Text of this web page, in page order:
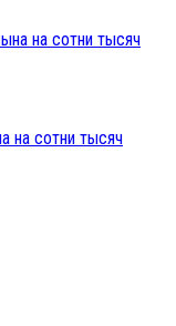
на сотни тысяч